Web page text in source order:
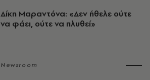
Δίκη Μαραντόνα: «Δεν ήθελε ούτε
να φάει, ούτε να πλυθεί»
Newsroom